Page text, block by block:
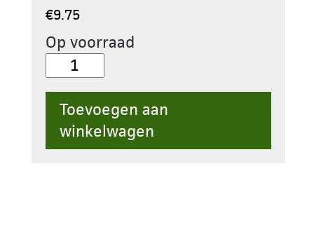
€9.75
Op voorraad
10.Opsluitband
10x20x100cm
Zwart
aantal
Toevoegen aan
winkelwagen